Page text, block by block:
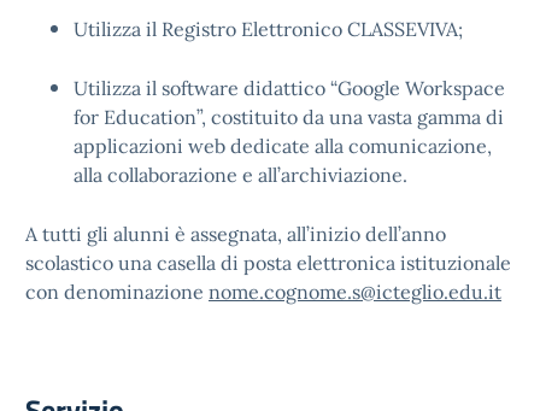
Utilizza il Registro Elettronico CLASSEVIVA;
Utilizza il software didattico “Google Workspace
for Education”, costituito da una vasta gamma di
applicazioni web dedicate alla comunicazione,
alla collaborazione e all’archiviazione.
A tutti gli alunni è assegnata, all’inizio dell’anno
scolastico una casella di posta elettronica istituzionale
con denominazione nome.cognome.s@icteglio.edu.it